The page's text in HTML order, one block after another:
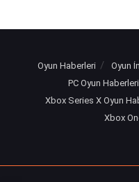
Oyun Haberleri Oyun
PC Oyun Haberleri
Xbox Series X Oyun
Xbox